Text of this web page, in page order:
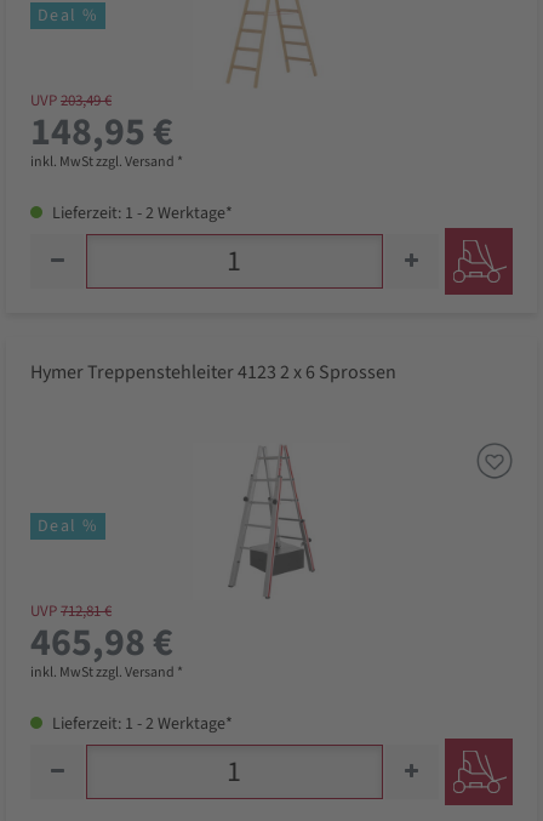
Deal %
UVP203,49 €
148,95 €
inkl. MwSt zzgl. Versand *
Lieferzeit: 1 - 2 Werktage*
Hymer Treppenstehleiter 4123 2 x 6 Sprossen
Deal %
UVP712,81 €
465,98 €
inkl. MwSt zzgl. Versand *
Lieferzeit: 1 - 2 Werktage*